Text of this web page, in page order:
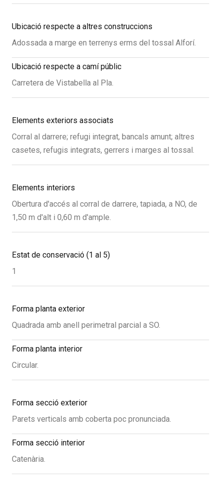
Ubicació respecte a altres construccions
Adossada a marge en terrenys erms del tossal Alforí.
Ubicació respecte a camí públic
Carretera de Vistabella al Pla.
Elements exteriors associats
Corral al darrere; refugi integrat, bancals amunt; altres
casetes, refugis integrats, gerrers i marges al tossal.
Elements interiors
Obertura d'accés al corral de darrere, tapiada, a NO, de
1,50 m d'alt i 0,60 m d'ample.
Estat de conservació (1 al 5)
1
Forma planta exterior
Quadrada amb anell perimetral parcial a SO.
Forma planta interior
Circular.
Forma secció exterior
Parets verticals amb coberta poc pronunciada.
Forma secció interior
Catenària.